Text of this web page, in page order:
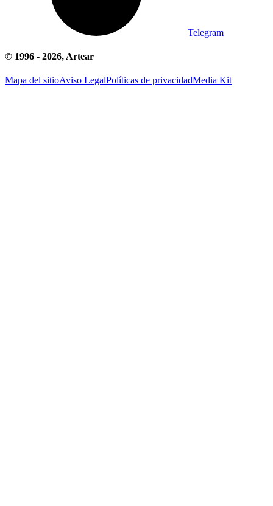
Telegram
© 1996 - 2026, Artear
Mapa del sitioAviso LegalPolíticas de privacidadMedia Kit